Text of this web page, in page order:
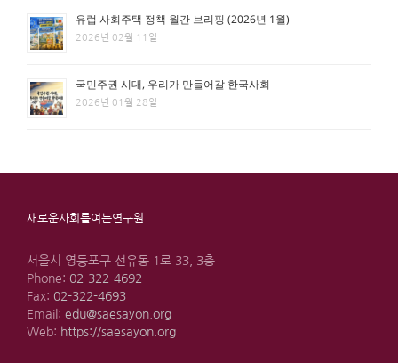
유럽 사회주택 정책 월간 브리핑 (2026년 1월)
2026년 02월 11일
국민주권 시대, 우리가 만들어갈 한국사회
2026년 01월 28일
새로운사회를여는연구원
서울시 영등포구 선유동 1로 33, 3층
Phone: 02-322-4692
Fax: 02-322-4693
Email: edu@saesayon.org
Web: https://saesayon.org